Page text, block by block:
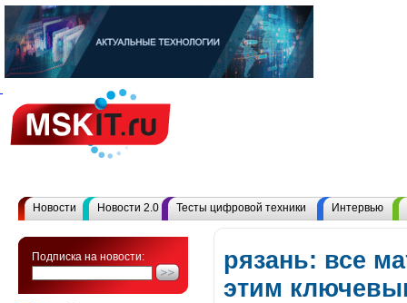
Новости Новости 2.0 Тесты цифровой техники Интервью
Подписка на новости:
рязань: все
этим